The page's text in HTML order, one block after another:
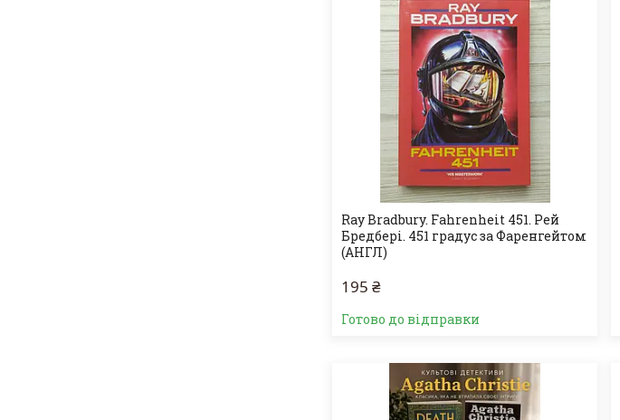
Ray Bradbury. Fahrenheit 451. Рей
Бредбері. 451 градус за Фаренгейтом
(АНГЛ)
195 ₴
Готово до відправки